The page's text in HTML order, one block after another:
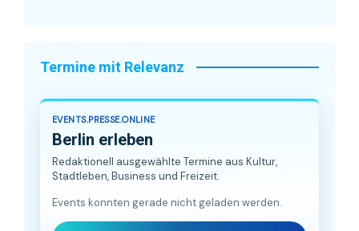
Termine mit Relevanz
EVENTS.PRESSE.ONLINE
Berlin erleben
Redaktionell ausgewählte Termine aus Kultur,
Stadtleben, Business und Freizeit.
Events konnten gerade nicht geladen werden.